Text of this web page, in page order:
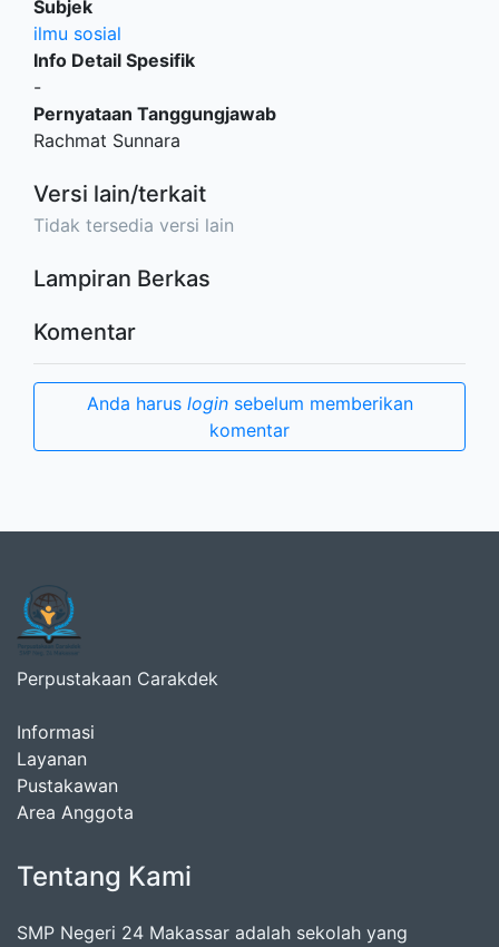
Subjek
ilmu sosial
Info Detail Spesifik
-
Pernyataan Tanggungjawab
Rachmat Sunnara
Versi lain/terkait
Tidak tersedia versi lain
Lampiran Berkas
Komentar
Anda harus loginsebelum memberikan
komentar
Perpustakaan Carakdek
Informasi
Layanan
Pustakawan
Area Anggota
Tentang Kami
SMP Negeri 24 Makassar adalah sekolah yang